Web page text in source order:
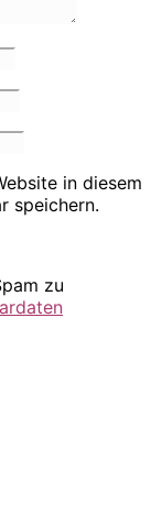
in diesem
speichern.
zu